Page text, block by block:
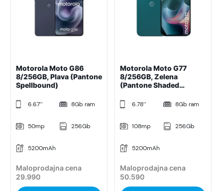
Motorola Moto G86
8/256GB, Plava (Pantone
Spellbound)
6.67’’ 8Gb ram
50mp 256Gb
5200mAh
Maloprodajna cena
29.990
Motorola Moto G77
8/256GB, Zelena
(Pantone Shaded
6.78’’ 8Gb ram
108mp 256Gb
5200mAh
Maloprodajna cena
50.590